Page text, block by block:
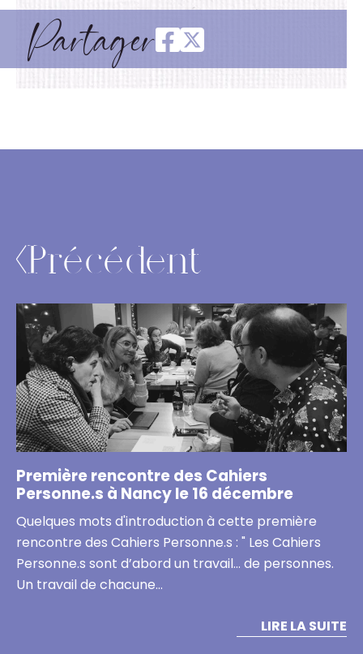
Partager
Précédent
Première rencontre des Cahiers
Personne.s à Nancy le 16 décembre
Quelques mots d'introduction à cette première
rencontre des Cahiers Personne.s : " Les Cahiers
Personne.s sont d’abord un travail… de personnes.
Un travail de chacune…
LIRE LA SUITE